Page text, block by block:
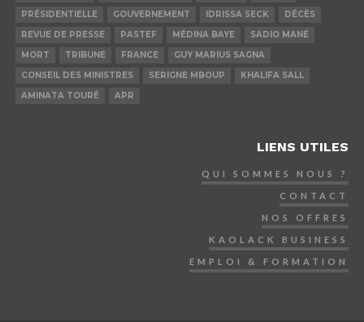
PRÉSIDENTIELLE
GOUVERNEMENT IDRISSA SECK
DÉCÈS
REVUE DE PRESSE
PASTEF MÉDINA BAYE
SADIO MANÉ
MORT
TRIBUNE FRANCE
GUY MARIUS SAGNA
CONSEIL DES MINISTRES
SERIGNE MBOUP
KHALIFA SALL
AMINATA TOURÉ
APR
LIENS UTILES
QUI SOMMES NOUS ?
CONTACT
NOS OFFRES
KAOLACK BUSINESS
EMPLOI & FORMATION